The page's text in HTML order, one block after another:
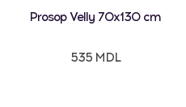
Prosop Velly 70x130 cm
535 MDL